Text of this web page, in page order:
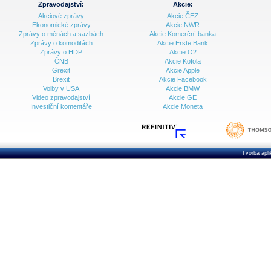
Archiv - Vývoj české koruny
Archiv analýz - Makroukazatele
Ceny průmyslových výrobců - Data a prognózy
Ceny průmyslových výrobců - Graf (ČR)
Ceny průmyslových výrobců - Kalendář (ČR)
Ceny průmyslových výrobců - Zpravodajství
Databanka - Ceny
Zpravodajství:
Akciové zprávy
Ekonomické zprávy
Zprávy o měnách a sazbách
Zprávy o komoditách
Zprávy o HDP
ČNB
Grexit
Brexit
Volby v USA
Video zpravodajství
Investiční komentáře
Akcie:
Akcie ČEZ
Akcie NWR
Akcie Komerční banka
Akcie Erste Bank
Akcie O2
Akcie Kofola
Akcie Apple
Akcie Facebook
Akcie BMW
Akcie GE
Akcie Moneta
Tvorba